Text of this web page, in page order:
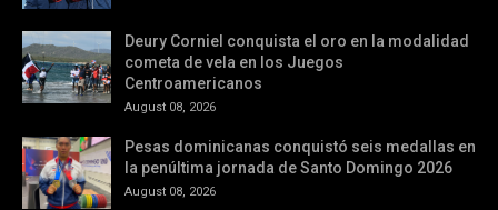
Deury Corniel conquista el oro en la modalidad
cometa de vela en los Juegos
Centroamericanos
August 08, 2026
Pesas dominicanas conquistó seis medallas en
la penúltima jornada de Santo Domingo 2026
August 08, 2026